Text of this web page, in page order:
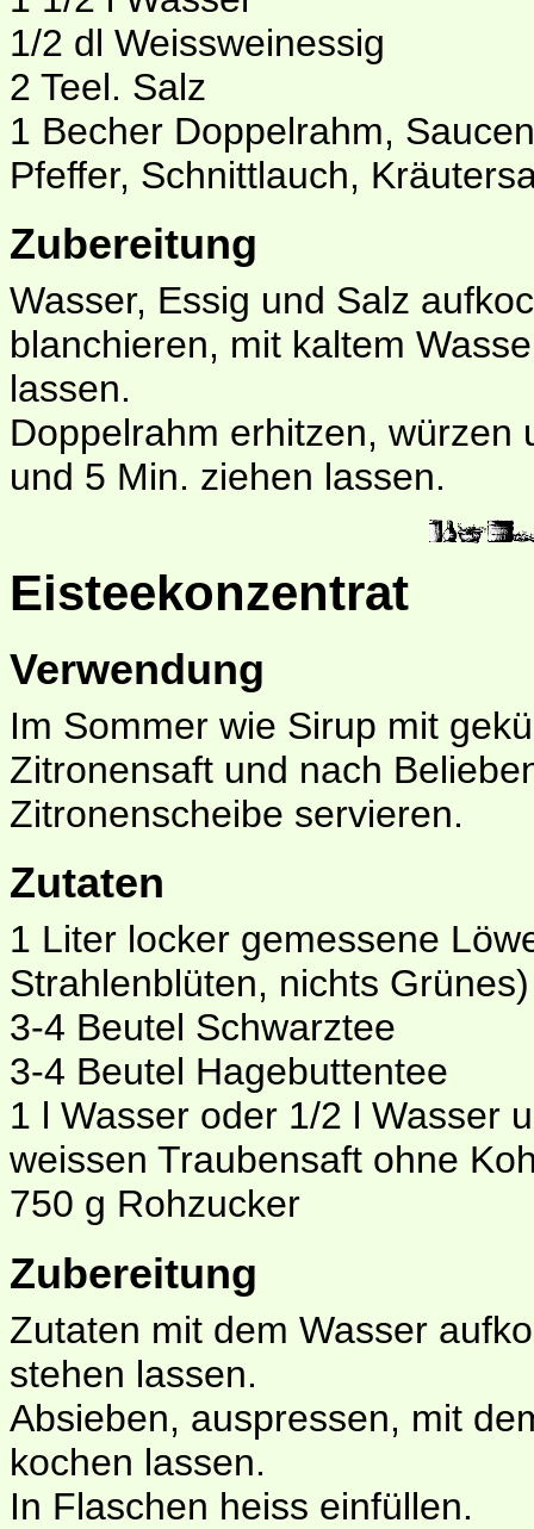
1/2 dl Weissweinessig
2 Teel. Salz
1 Becher Doppelrahm,
Pfeffer, Schnittlauch,
Zubereitung
Wasser, Essig und Salz
blanchieren, mit kaltem
lassen.
Doppelrahm erhitzen, würzen
und 5 Min. ziehen lassen.
Eisteekonzentrat
Verwendung
Im Sommer wie Sirup mit
Zitronensaft und nach
Zitronenscheibe servieren.
Zutaten
1 Liter locker gemessene
Strahlenblüten, nichts Grünes)
3-4 Beutel Schwarztee
3-4 Beutel Hagebuttentee
1 l Wasser oder 1/2 l Wasser
weissen Traubensaft ohne
750 g Rohzucker
Zubereitung
Zutaten mit dem Wasser
stehen lassen.
Absieben, auspressen, mit
kochen lassen.
In Flaschen heiss einfüllen.